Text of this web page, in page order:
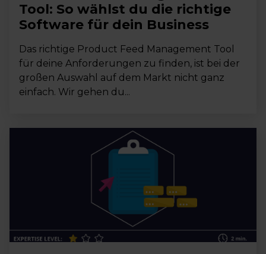
Tool: So wählst du die richtige
Software für dein Business
Das richtige Product Feed Management Tool
für deine Anforderungen zu finden, ist bei der
großen Auswahl auf dem Markt nicht ganz
einfach. Wir gehen du...